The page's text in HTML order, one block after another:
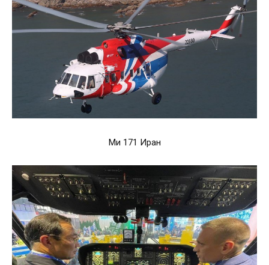
Ми 171 Иран